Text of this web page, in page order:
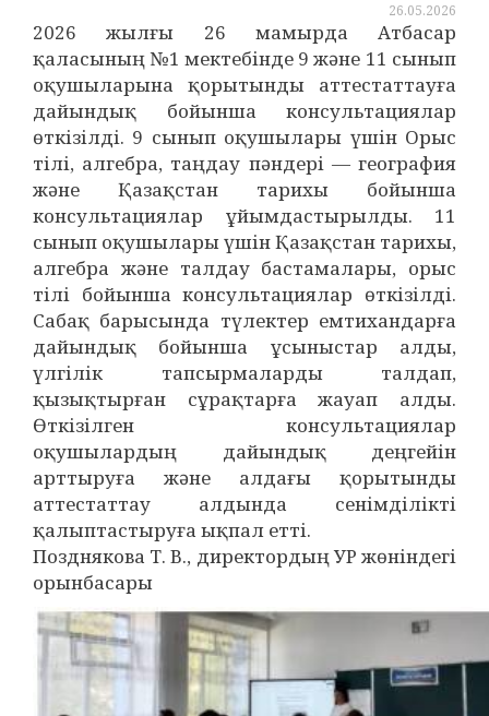
26.05.2026
2026 жылғы 26 мамырда Атбасар
қаласының №1 мектебінде 9 және 11 сынып
оқушыларына қорытынды аттестаттауға
дайындық бойынша консультациялар
өткізілді. 9 сынып оқушылары үшін Орыс
тілі, алгебра, таңдау пәндері — география
және Қазақстан тарихы бойынша
консультациялар ұйымдастырылды. 11
сынып оқушылары үшін Қазақстан тарихы,
алгебра және талдау бастамалары, орыс
тілі бойынша консультациялар өткізілді.
Сабақ барысында түлектер емтихандарға
дайындық бойынша ұсыныстар алды,
үлгілік тапсырмаларды талдап,
қызықтырған сұрақтарға жауап алды.
Өткізілген консультациялар
оқушылардың дайындық деңгейін
арттыруға және алдағы қорытынды
аттестаттау алдында сенімділікті
қалыптастыруға ықпал етті.
Позднякова Т. В., директордың УР жөніндегі
орынбасары